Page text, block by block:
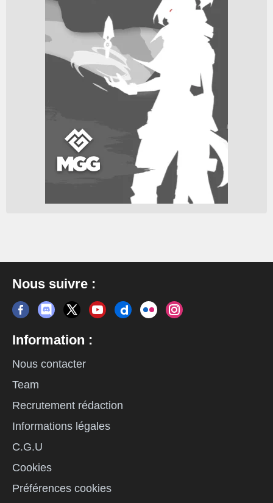
Nous suivre :
Information :
Nous contacter
Team
Recrutement rédaction
Informations légales
C.G.U
Cookies
Préférences cookies